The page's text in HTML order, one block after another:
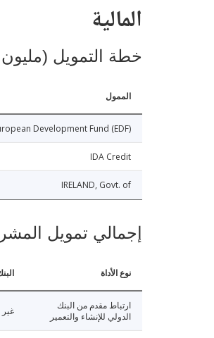
المالية
خطة التمويل (مليون
الممول
Development Fund (EDF)
IDA Credit
IRELAND, Govt. of
إجمالي تمويل
نوع الأداة
ارتباط مقدم من البنك
الدولي للإنشاء والتعمير
غير